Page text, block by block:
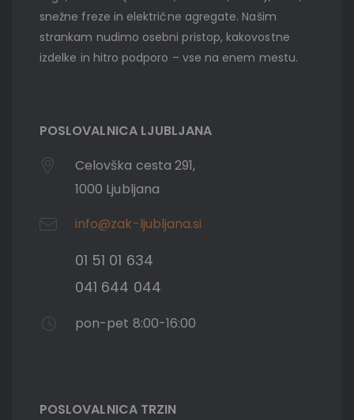
snežne freze in električne agregate. Našim
strankam nudimo osebni pristop, kakovostne
izdelke in hitro podporo – vse na enem mestu.
POSLOVALNICA LJUBLJANA
Celovška cesta 291,
1000 Ljubljana
info@zak-ljubljana.si
01 51 01 634
041 644 044
pon-pet 8:00-16:00
POSLOVALNICA TRZIN